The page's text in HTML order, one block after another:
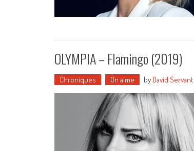
OLYMPIA – Flamingo (2019)
Chroniques On aime by David Servant